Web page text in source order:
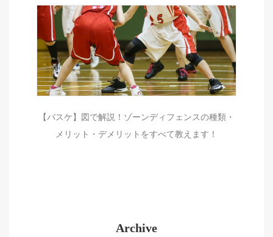
【バスケ】図で解説！ゾーンディフェンスの種類・
メリット・デメリットをすべて教えます！
Archive